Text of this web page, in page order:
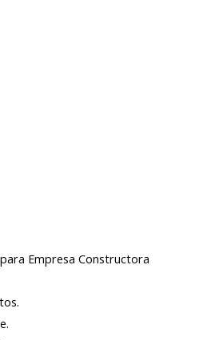
Empresa Constructora